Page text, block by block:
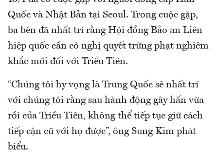
Quốc và Nhật Bản tại Seoul. Trong cuộc gặp,
ba bên đã nhất trí rằng Hội đồng Bảo an Liên
hiệp quốc cần có nghị quyết trừng phạt nghiêm
khắc mới đối với Triều Tiên.
“Chúng tôi hy vọng là Trung Quốc sẽ nhất trí
với chúng tôi rằng sau hành động gây hấn vừa
rồi của Triều Tiên, không thể tiếp tục giữ cách
tiếp cận cũ với họ được”, ông Sung Kim phát
biểu.